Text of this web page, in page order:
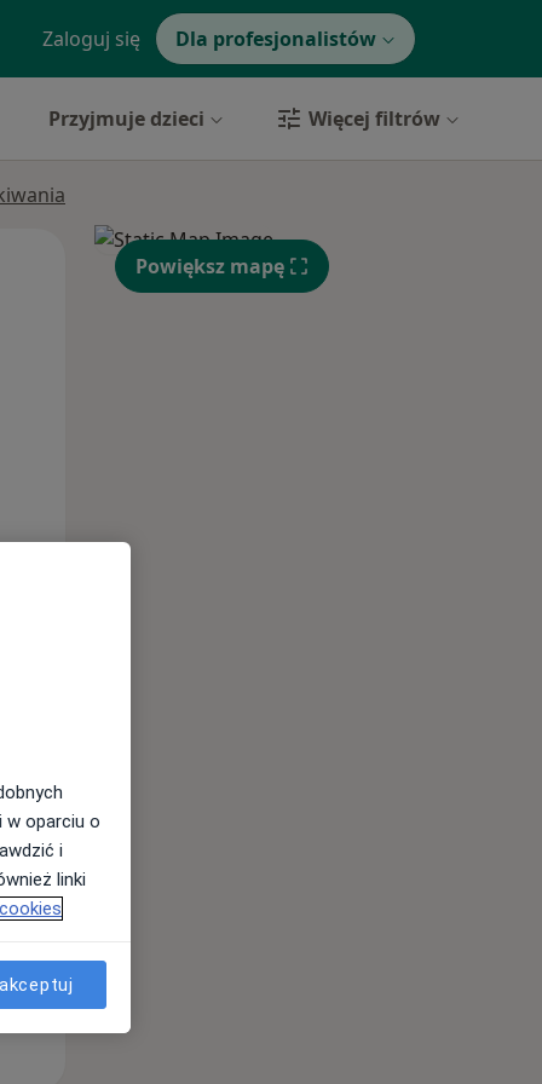
Zaloguj się Dla profesjonalistów
Przyjmuje dzieci Więcej filtrów
Wt, Śr,
10 Sie
Powiększ mapę
w oparciu o
i
linki